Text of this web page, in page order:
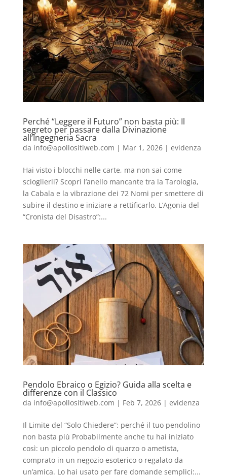
Perché “Leggere il Futuro” non basta più: Il
segreto per passare dalla Divinazione
all’Ingegneria Sacra
da info@apollositiweb.com | Mar 1, 2026| evidenza
Hai visto i blocchi nelle carte, ma non sai come
scioglierli? Scopri l’anello mancante tra la Tarologia,
la Cabala e la vibrazione dei 72 Nomi per smettere di
subire il destino e iniziare a rettificarlo. L’Agonia del
“Cronista del Disastro”:...
Pendolo Ebraico o Egizio? Guida alla scelta e
differenze con il Classico
da info@apollositiweb.com | Feb 7, 2026| evidenza
Il Limite del “Solo Chiedere”: perché il tuo pendolino
non basta più Probabilmente anche tu hai iniziato
così: un piccolo pendolo di quarzo o ametista,
comprato in un negozio esoterico o regalato da
un’amica. Lo hai usato per fare domande semplici:...